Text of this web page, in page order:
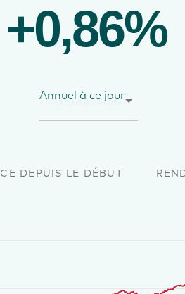
+0,86%
Annuel à ce jour
DEPUIS LE DÉBUT